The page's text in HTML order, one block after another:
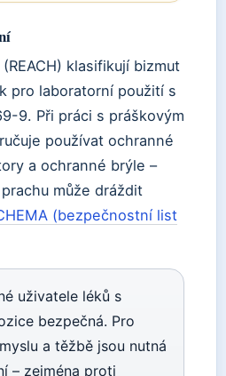
klasifikují bizmut
pro laboratorní použití s
9. Při práci s práškovým
používat ochranné
a ochranné brýle –
může dráždit
(bezpečnostní list
uživatele léků s
bezpečná. Pro
a těžbě jsou nutná
– zejména proti